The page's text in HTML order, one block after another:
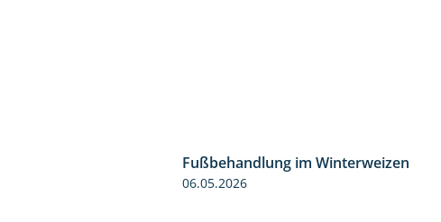
Fußbehandlung im Winterweizen
06.05.2026